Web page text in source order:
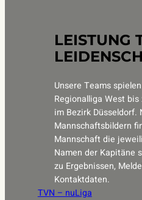
LEISTUNG
Unsere Teams
Regionalliga West
im Bezirk Düsseldorf.
Mannschaftsbildern
Mannschaft die
Namen der Kapitäne
zu Ergebnissen,
Kontaktdaten.
TVN – nuLiga